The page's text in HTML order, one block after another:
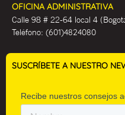
OFICINA ADMINISTRATIVA
Calle 98 # 22-64 local 4
Teléfono: (601)4824080
SUSCRÍBETE A NUESTRO